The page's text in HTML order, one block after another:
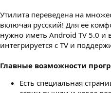
Утилита переведена на
включая русский! Для ее
нужно иметь Android TV 5.0
интегрируется с TV и
Главные возможности
Есть специальная